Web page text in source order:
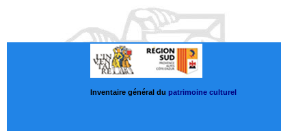
Inventaire général du patrimoine culturel